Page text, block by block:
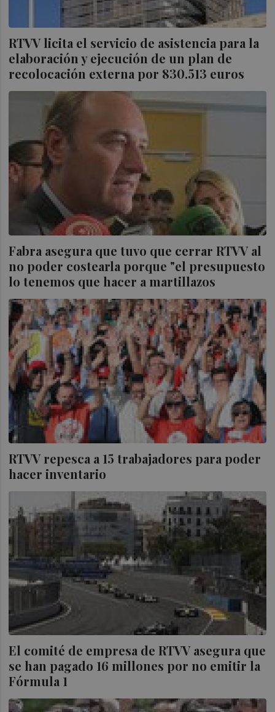
RTVV licita el servicio de asistencia para la
elaboración y ejecución de un plan de
recolocación externa por 830.513 euros
Fabra asegura que tuvo que cerrar RTVV al
no poder costearla porque "el presupuesto
lo tenemos que hacer a martillazos
RTVV repesca a 15 trabajadores para poder
hacer inventario
El comité de empresa de RTVV asegura que
se han pagado 16 millones por no emitir la
Fórmula 1